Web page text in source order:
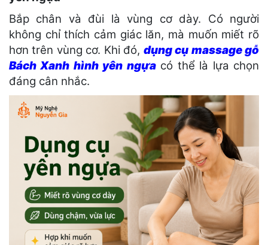
Bắp chân và đùi là vùng cơ dày. Có người
không chỉ thích cảm giác lăn, mà muốn miết rõ
hơn trên vùng cơ. Khi đó, dụng cụ massage gỗ
Bách Xanh hình yên ngựacó thể là lựa chọn
đáng cân nhắc.